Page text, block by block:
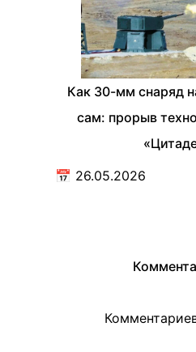
Как 30-мм снаряд
сам: прорыв
📅 26.05.2026